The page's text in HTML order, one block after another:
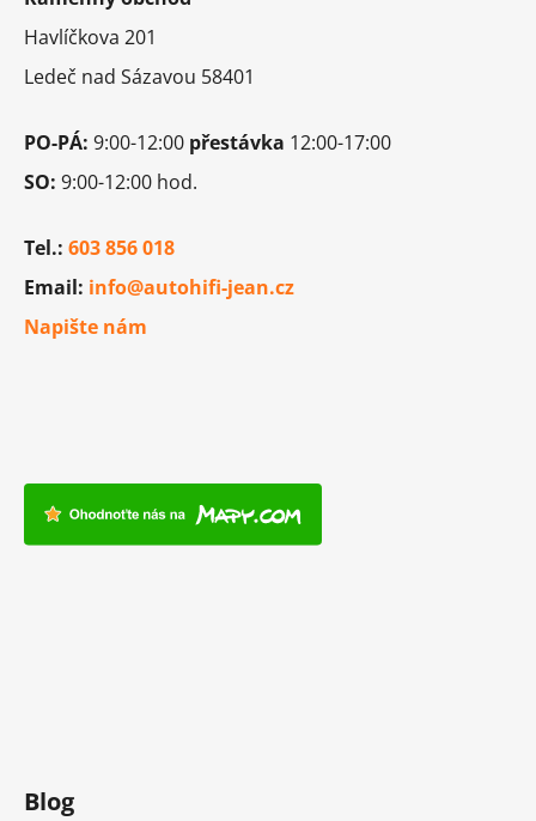
Havlíčkova 201
Ledeč nad Sázavou 58401
PO-PÁ: 9:00-12:00 přestávka 12:00-17:00
SO: 9:00-12:00 hod.
Tel.: 603 856 018
Email: info@autohifi-jean.cz
Napište nám
Blog